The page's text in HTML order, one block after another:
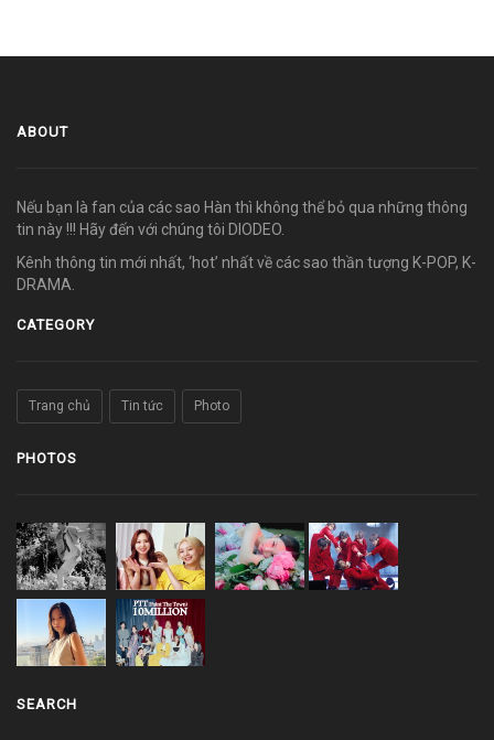
ABOUT
Nếu bạn là fan của các sao Hàn thì không thể bỏ qua những thông
tin này !!! Hãy đến với chúng tôi DIODEO.
Kênh thông tin mới nhất, ‘hot’ nhất về các sao thần tượng K-POP, K-
DRAMA.
CATEGORY
Trang chủ Tin tức Photo
PHOTOS
SEARCH